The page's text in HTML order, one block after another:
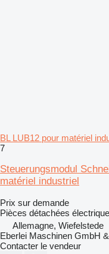
BL LUB12 pour matériel
7
Steuerungsmodul
matériel industriel
Prix sur demande
Pièces détachées
Allemagne, Wiefelstede
Eberlei Maschinen GmbH
Contacter le vendeur